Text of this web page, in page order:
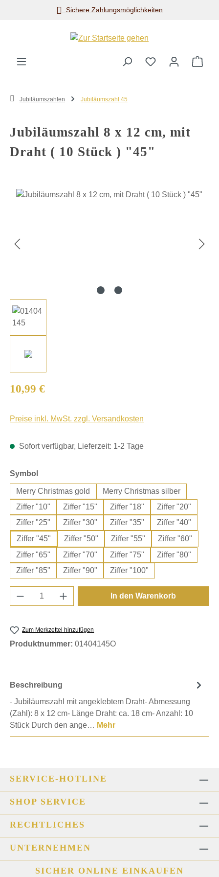
Zum Hauptinhalt springenSichere Zahlungsmöglichkeiten
Jubiläumszahlen Jubiläumszahl 45
Jubiläumszahl 8 x 12 cm, mit
Draht ( 10 Stück ) "45"
Bildergalerie überspringen
Regulärer Preis:
10,99 €
Preise inkl. MwSt. zzgl. Versandkosten
Sofort verfügbar, Lieferzeit: 1-2 Tage
Symbol auswählen
Merry Christmas gold
Merry Christmas silber
Ziffer "10"
Ziffer "15" Ziffer "18"
Ziffer "20"
Ziffer "25"
Ziffer "30" Ziffer "35"
Ziffer "40"
Ziffer "45"
Ziffer "50" Ziffer "55"
Ziffer "60"
Ziffer "65"
Ziffer "70" Ziffer "75"
Ziffer "80"
Ziffer "85"
Ziffer "90" Ziffer "100"
Produkt Anzahl: Gib den gewünschten
In den Warenkorb
Zum Merkzettel hinzufügen
Produktnummer: 01404145O
Beschreibung
- Jubiläumszahl mit angeklebtem Draht- Abmessung
(Zahl): 8 x 12 cm- Länge Draht: ca. 18 cm- Anzahl: 10
Stück Durch den ange… Mehr
SERVICE-HOTLINE
SHOP SERVICE
RECHTLICHES
UNTERNEHMEN
SICHER ONLINE EINKAUFEN